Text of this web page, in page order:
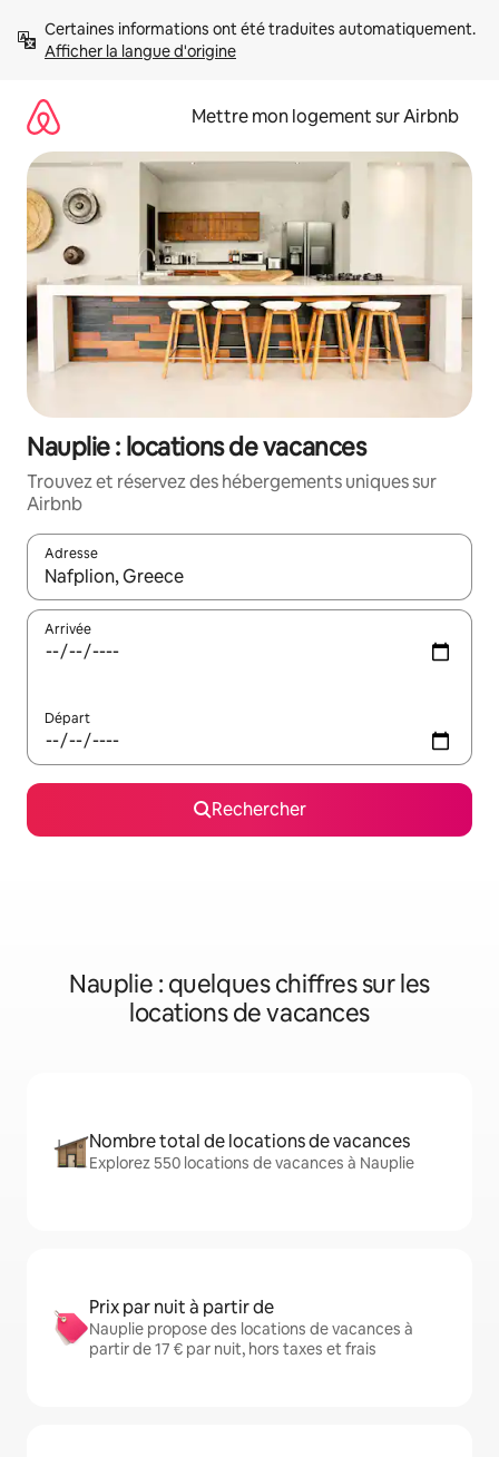
directement
Afficher la langue d'origine
Mettre mon logement sur Airbnb
Nauplie : locations de vacances
Trouvez et réservez des hébergements uniques sur
Airbnb
Adresse
Lorsque les résultats s'affichent, utilisez les flèches vers le
Arrivée
Départ
Rechercher
Nauplie : quelques chiffres sur les
locations de vacances
Nombre total de locations de vacances
Explorez 550 locations de vacances à Nauplie
Prix par nuit à partir de
Nauplie propose des locations de vacances à
partir de 17 € par nuit, hors taxes et frais